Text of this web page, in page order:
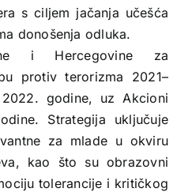
s ciljem jačanja učešća
donošenja odluka.
i Hercegovine za
protiv terorizma 2021–
godine, uz Akcioni
Strategija uključuje
za mlade u okviru
kao što su obrazovni
tolerancije i kritičkog